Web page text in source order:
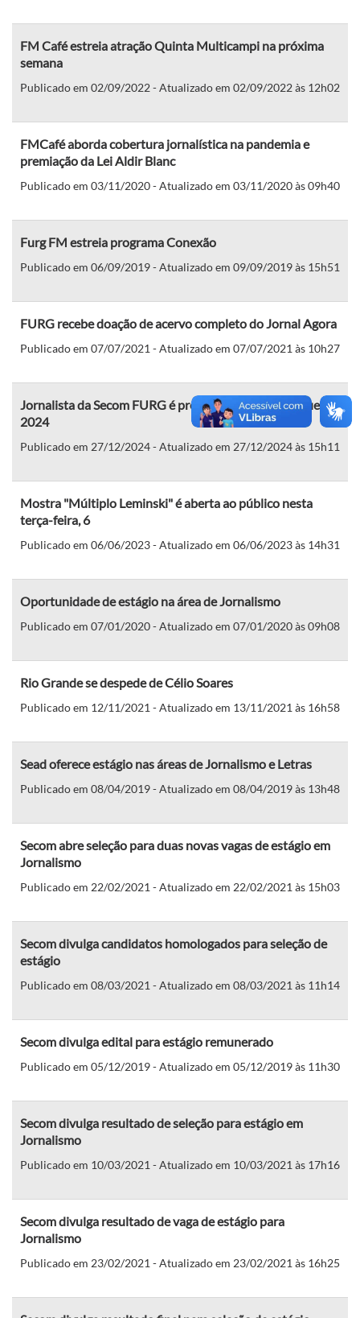
FM Café estreia atração Quinta Multicampi na próxima
semana
Publicado em 02/09/2022 - Atualizado em 02/09/2022 às 12h02
FMCafé aborda cobertura jornalística na pandemia e
premiação da Lei Aldir Blanc
Publicado em 03/11/2020 - Atualizado em 03/11/2020 às 09h40
Furg FM estreia programa Conexão
Publicado em 06/09/2019 - Atualizado em 09/09/2019 às 15h51
FURG recebe doação de acervo completo do Jornal Agora
Publicado em 07/07/2021 - Atualizado em 07/07/2021 às 10h27
Jornalista da Secom FURG é premiado como Destaque
2024
Publicado em 27/12/2024 - Atualizado em 27/12/2024 às 15h11
Mostra "Múltiplo Leminski" é aberta ao público nesta
terça-feira, 6
Publicado em 06/06/2023 - Atualizado em 06/06/2023 às 14h31
Oportunidade de estágio na área de Jornalismo
Publicado em 07/01/2020 - Atualizado em 07/01/2020 às 09h08
Rio Grande se despede de Célio Soares
Publicado em 12/11/2021 - Atualizado em 13/11/2021 às 16h58
Sead oferece estágio nas áreas de Jornalismo e Letras
Publicado em 08/04/2019 - Atualizado em 08/04/2019 às 13h48
Secom abre seleção para duas novas vagas de estágio em
Jornalismo
Publicado em 22/02/2021 - Atualizado em 22/02/2021 às 15h03
Secom divulga candidatos homologados para seleção de
estágio
Publicado em 08/03/2021 - Atualizado em 08/03/2021 às 11h14
Secom divulga edital para estágio remunerado
Publicado em 05/12/2019 - Atualizado em 05/12/2019 às 11h30
Secom divulga resultado de seleção para estágio em
Jornalismo
Publicado em 10/03/2021 - Atualizado em 10/03/2021 às 17h16
Secom divulga resultado de vaga de estágio para
Jornalismo
Publicado em 23/02/2021 - Atualizado em 23/02/2021 às 16h25